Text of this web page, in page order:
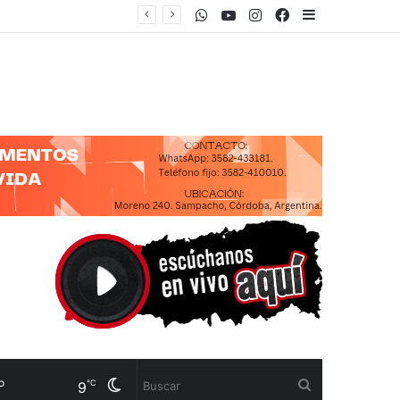
Facebook
Instagram
Youtube
WhatsApp
Cambiar
9℃